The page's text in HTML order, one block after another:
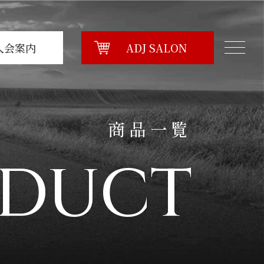
会案内 ADJ SALON
商品一覧